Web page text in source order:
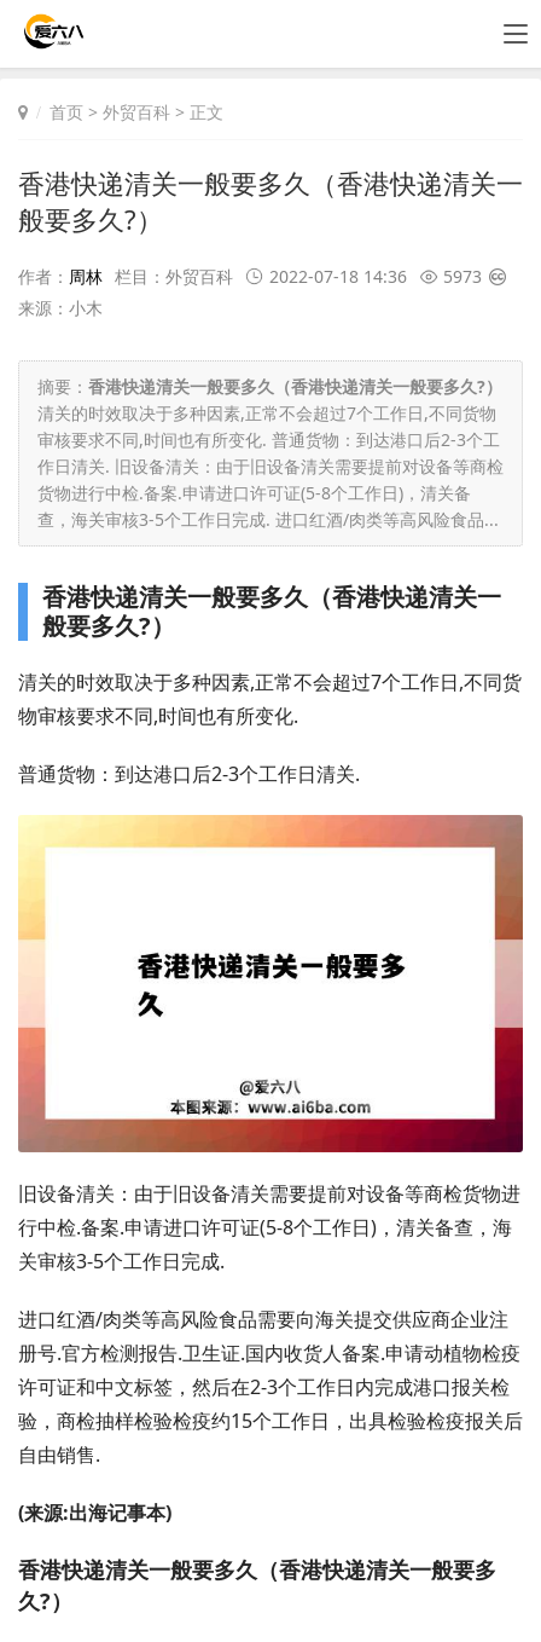
首页 > 外贸百科 > 正文
香港快递清关一般要多久（香港快递清关一
般要多久?）
作者： 周林 栏目： 外贸百科 2022-07-18 14:36
5973
来源：小木
摘要： 香港快递清关一般要多久（香港快递清关一般要多久?）
清关的时效取决于多种因素,正常不会超过7个工作日,不同货物
审核要求不同,时间也有所变化. 普通货物：到达港口后2-3个工
作日清关. 旧设备清关：由于旧设备清关需要提前对设备等商检
货物进行中检.备案.申请进口许可证(5-8个工作日)，清关备
查，海关审核3-5个工作日完成. 进口红酒/肉类等高风险食品...
香港快递清关一般要多久（香港快递清关一
般要多久?）
清关的时效取决于多种因素,正常不会超过7个工作日,不同货
物审核要求不同,时间也有所变化.
普通货物：到达港口后2-3个工作日清关.
旧设备清关：由于旧设备清关需要提前对设备等商检货物进
行中检.备案.申请进口许可证(5-8个工作日)，清关备查，海
关审核3-5个工作日完成.
进口红酒/肉类等高风险食品需要向海关提交供应商企业注
册号.官方检测报告.卫生证.国内收货人备案.申请动植物检疫
许可证和中文标签，然后在2-3个工作日内完成港口报关检
验，商检抽样检验检疫约15个工作日，出具检验检疫报关后
自由销售.
(来源:出海记事本)
香港快递清关一般要多久（香港快递清关一般要多
久?）